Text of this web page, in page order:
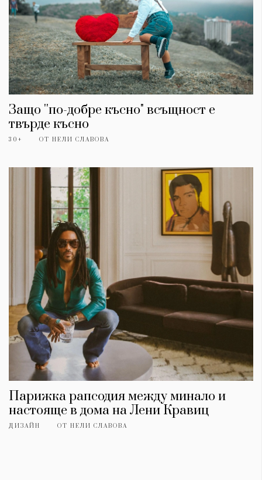
Защо ''по-добре късно" всъщност е
твърде късно
30+ ОТ НЕЛИ СЛАВОВА
Парижка рапсодия между минало и
настояще в дома на Лени Кравиц
ДИЗАЙН ОТ НЕЛИ СЛАВОВА